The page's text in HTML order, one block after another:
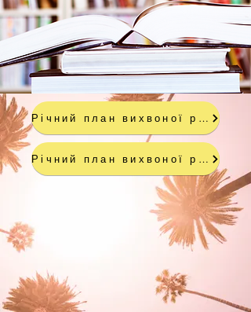
Річний план вихвоної роботи 2020-2021
Річний план вихвоної роботи 2021-2022